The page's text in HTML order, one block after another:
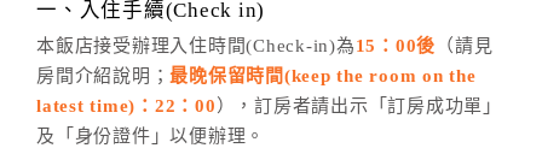
五、客服時間
週一至週日，上午9:00～晚上6:00
六、聯絡方式
一、入住手續(Check in)
本飯店接受辦理入住時間(Check-in)為15：00後 （請見
房間介紹說明；最晚保留時間(keep the room on the
latest time)：22：00 ），訂房者請出示「訂房成功單」
及「身份證件」以便辦理。